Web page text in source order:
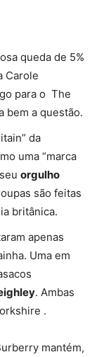
queda de 5%
Carole
para o The
bem a questão.
da
uma “marca
orgulho
são feitas
britânica.
apenas
Uma em
. Ambas
.
mantém,